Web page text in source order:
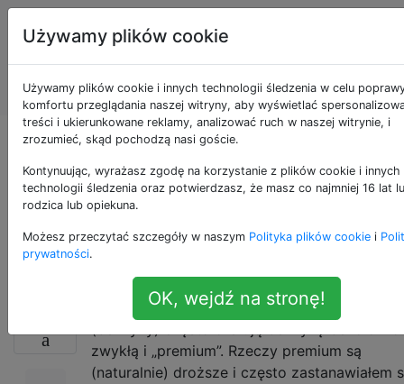
Konserwacja i
naprawa
pojazdów
silnikowych
Jakie są zalety
benzyny premium
(wysokooktanowej)?
Tutaj, w Wielkiej Brytanii, stacje benzynowe
zwykłą i „premium”. Rzeczy premium są
(naturalnie) droższe i często zastanawiałem
Używamy plików cookie
Używamy plików cookie i innych technologii śledzenia w celu
komfortu przeglądania naszej witryny, aby wyświetlać
treści i ukierunkowane reklamy, analizować ruch w naszej witrynie, i
zrozumieć, skąd pochodzą nasi goście.
Kontynuując, wyrażasz zgodę na korzystanie z plików cookie i innych
technologii śledzenia oraz potwierdzasz, że masz co najmniej 16 lat
rodzica lub opiekuna.
Możesz przeczytać szczegóły w naszym Polityka plików cookie i
prywatności.
OK, wejdź na stronę!